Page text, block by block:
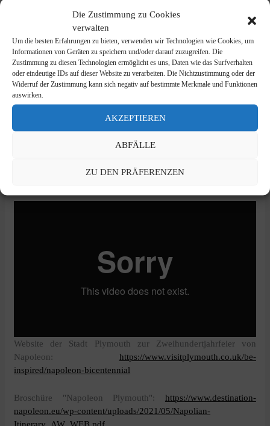
Die Zustimmung zu Cookies
verwalten
Um die besten Erfahrungen zu bieten, verwenden wir Technologien wie Cookies, um
Informationen von Geräten zu speichern und/oder darauf zuzugreifen. Die
Zustimmung zu diesen Technologien ermöglicht es uns, Daten wie das Surfverhalten
oder eindeutige IDs auf dieser Website zu verarbeiten. Die Nichtzustimmung oder der
Widerruf der Zustimmung kann sich negativ auf bestimmte Merkmale und Funktionen
auswirken.
AKZEPTIEREN
ABFÄLLE
ZU DEN PRÄFERENZEN
napoleonischen Erbe der Hafenstadt gewidmet ist.
Die Website enthält Ideen für Routen durch die Stadt, zu Fuß
oder mit dem Fahrrad, sowie Aktivitäten für junge Leute.
Die Stadt ist berühmt dafür, dass sie im Juli 1815 das Schiff
Bellerophon in ihrer Bucht, die im Englischen als "Plymouth
ist ein großartiger Ort, um dieses Erbe zu erforschen,
Website der Stadt Plymouth zur Zweihundertjahrfeier von
Napoleon: https://www.visitplymouth.co.uk/be-
inspired/napoleon-bicentennial
Broschüre "Napoleon Plymouth": https://www.destination-
napoleon.eu/wp-content/uploads/2021/05/Napolian-